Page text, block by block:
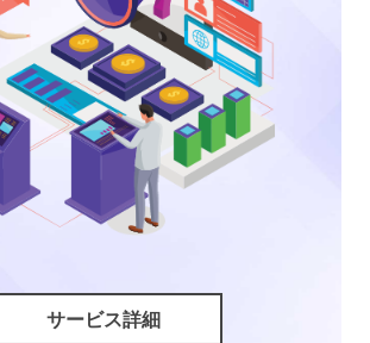
サービス詳細